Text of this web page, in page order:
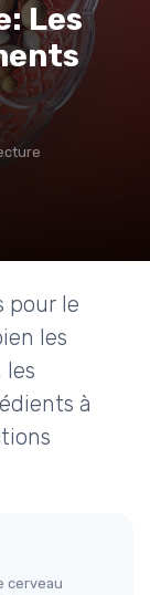
Les
pour le
les
les
à
cerveau